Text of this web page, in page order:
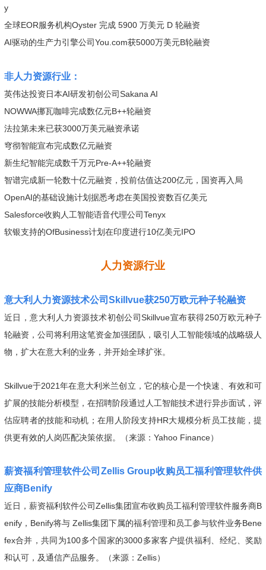
y
全球EOR服务机构Oyster 完成 5900 万美元 D 轮融资
AI驱动的生产力引擎公司You.com获5000万美元B轮融资
非人力资源行业：
英伟达投资日本AI研发初创公司Sakana AI
NOWWA挪瓦咖啡完成数亿元B++轮融资
法拉第未来已获3000万美元融资承诺
穹彻智能宣布完成数亿元融资
新生纪智能完成数千万元Pre-A++轮融资
智谱完成新一轮数十亿元融资，投前估值达200亿元，国资再入局
OpenAI的基础设施计划据悉考虑在美国投资数百亿美元
Salesforce收购人工智能语音代理公司Tenyx
软银支持的OfBusiness计划在印度进行10亿美元IPO
人力资源行业
意大利人力资源技术公司Skillvue获250万欧元种子轮融资
近日，意大利人力资源技术初创公司Skillvue宣布获得250万欧元种子
轮融资，公司将利用这笔资金加强团队，吸引人工智能领域的战略级人
物，扩大在意大利的业务，并开始全球扩张。
Skillvue于2021年在意大利米兰创立，它的核心是一个快速、有效和可
扩展的技能分析模型，在招聘阶段通过人工智能技术进行异步面试，评
估应聘者的技能和动机；在用人阶段支持HR大规模分析员工技能，提
供更有效的人岗匹配决策依据。（来源：Yahoo Finance）
薪资福利管理软件公司Zellis Group收购员工福利管理软件供
应商Benify
近日，薪资福利软件公司Zellis集团宣布收购员工福利管理软件服务商B
enify，Benify将与 Zellis集团下属的福利管理和员工参与软件业务Bene
fex合并，共同为100多个国家的3000多家客户提供福利、经纪、奖励
和认可，及通信产品服务。（来源：Zellis）